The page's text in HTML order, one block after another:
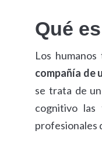
Qué
Los
compañía de
se trata de
cognitivo las
profesionales